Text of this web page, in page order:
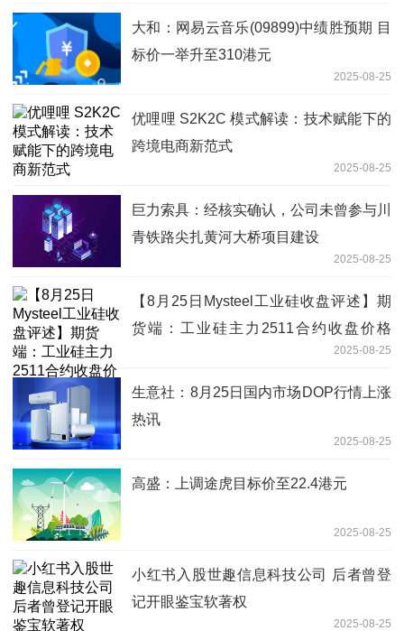
大和：网易云音乐(09899)中绩胜预期 目
标价一举升至310港元
2025-08-25
优哩哩 S2K2C 模式解读：技术赋能下的
跨境电商新范式
2025-08-25
巨力索具：经核实确认，公司未曾参与川
青铁路尖扎黄河大桥项目建设
2025-08-25
【8月25日Mysteel工业硅收盘评述】期
货端：工业硅主力2511合约收盘价格
2025-08-25
生意社：8月25日国内市场DOP行情上涨
热讯
2025-08-25
高盛：上调途虎目标价至22.4港元
2025-08-25
小红书入股世趣信息科技公司 后者曾登
记开眼鉴宝软著权
2025-08-25